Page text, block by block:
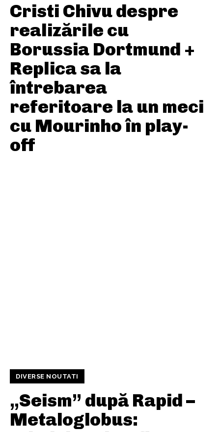
Cristi Chivu despre
realizările cu
Borussia Dortmund +
Replica sa la
întrebarea
referitoare la un meci
cu Mourinho în play-
off
DIVERSE NOUTATI
„Seism” după Rapid –
Metaloglobus: